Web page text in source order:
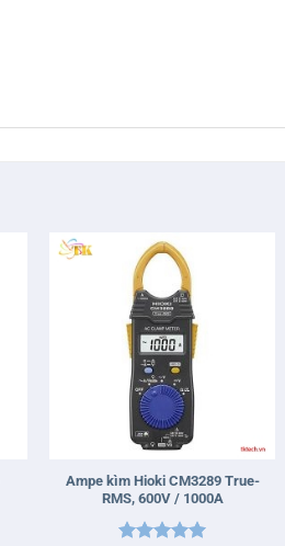
Ampe kìm Hioki CM3289 True-
RMS, 600V / 1000A